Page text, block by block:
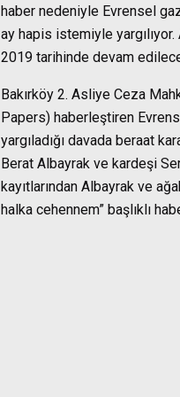
haber nedeniyle Evrensel
ay hapis istemiyle
2019 tarihinde devam
Bakırköy 2. Asliye Ceza
Papers) haberleştiren
yargıladığı davada beraat
Berat Albayrak ve kardeşi
kayıtlarından Albayrak ve
halka cehennem” başlıklı